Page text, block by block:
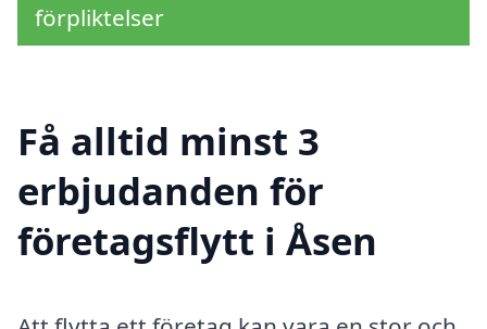
förpliktelser
Få alltid minst 3
erbjudanden för
företagsflytt i Åsen